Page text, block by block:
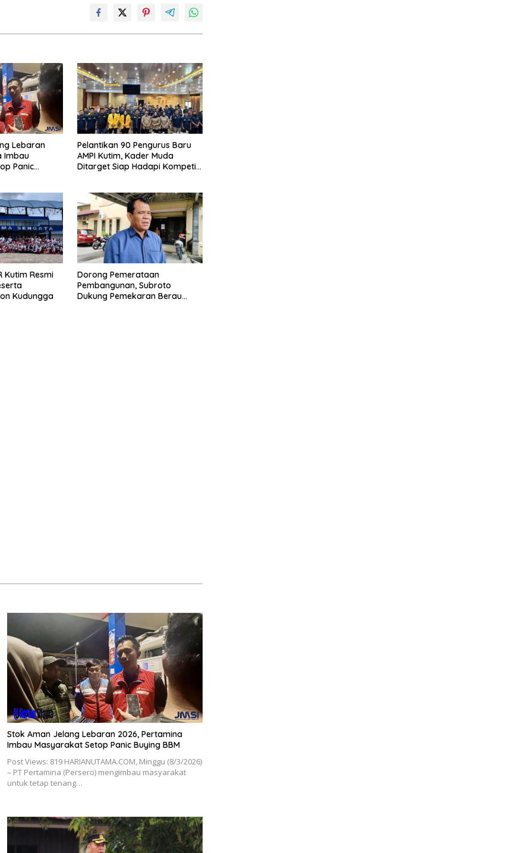
Lebaran
Imbau
Panic
Pelantikan 90 Pengurus Baru
AMPI Kutim, Kader Muda
Ditarget Siap Hadapi Kompetisi
Kutim Resmi
Kudungga
Dorong Pemerataan
Pembangunan, Subroto
Dukung Pemekaran Berau
Stok Aman Jelang Lebaran 2026, Pertamina
Imbau Masyarakat Setop Panic Buying BBM
Post Views: 819 HARIANUTAMA.COM, Minggu (8/3/2026)
– PT Pertamina (Persero) mengimbau masyarakat
untuk tetap tenang…